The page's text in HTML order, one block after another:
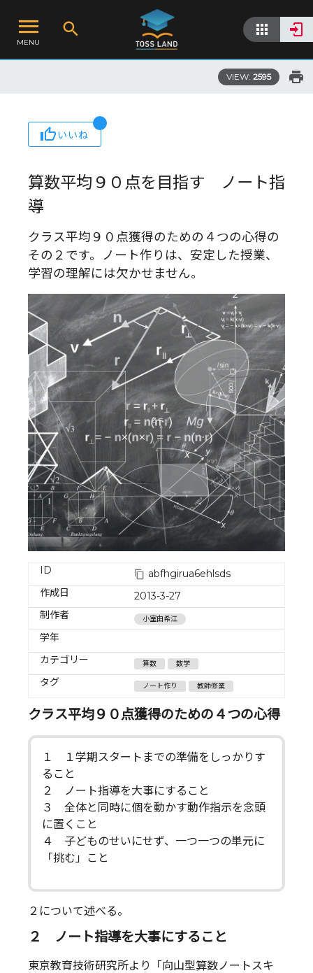
MENU
VIEW: 2595
いいね
算数平均９０点を目指す ノート指
導
クラス平均９０点獲得のための４つの心得の
その２です。ノート作りは、安定した授業、
学習の理解には欠かせません。
ID
abfhgirua6ehlsds
作成日
2013-3-27
制作者
小室由希江
学年
カテゴリー
算数 数学
タグ ノート作り 教師修業
クラス平均９０点獲得のための４つの心得
１ １学期スタートまでの準備をしっかりす
ること
２ ノート指導を大事にすること
３ 全体と同時に個を動かす動作指示を念頭
に置くこと
４ 子どものせいにせず、一つ一つの単元に
「挑む」こと
２について述べる。
２ ノート指導を大事にすること
東京教育技術研究所より「向山型算数ノートスキ